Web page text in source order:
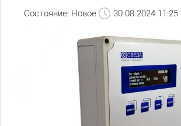
Состояние: Новое 30.08.2024 11:25